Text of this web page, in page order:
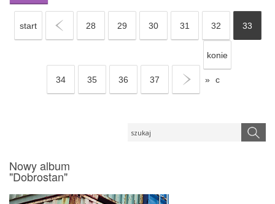
start 28 29 30 31 32 33
34 35 36 37 »
konie
c
Nowy album
"Dobrostan"